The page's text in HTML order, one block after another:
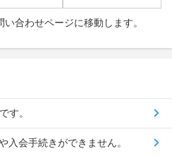
い合わせページに移動します。
す。
入会手続きができません。